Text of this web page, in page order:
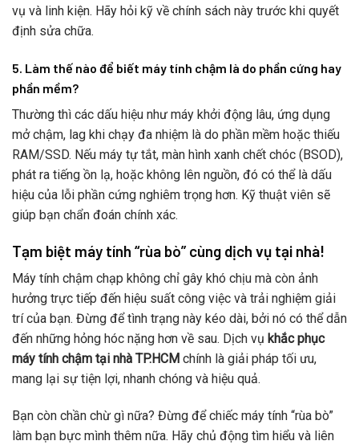
vụ và linh kiện. Hãy hỏi kỹ về chính sách này trước khi quyết
định sửa chữa.
5. Làm thế nào để biết máy tính chậm là do phần cứng hay
phần mềm?
Thường thì các dấu hiệu như máy khởi động lâu, ứng dụng
mở chậm, lag khi chạy đa nhiệm là do phần mềm hoặc thiếu
RAM/SSD. Nếu máy tự tắt, màn hình xanh chết chóc (BSOD),
phát ra tiếng ồn lạ, hoặc không lên nguồn, đó có thể là dấu
hiệu của lỗi phần cứng nghiêm trọng hơn. Kỹ thuật viên sẽ
giúp bạn chẩn đoán chính xác.
Tạm biệt máy tính “rùa bò” cùng dịch vụ tại nhà!
Máy tính chậm chạp không chỉ gây khó chịu mà còn ảnh
hưởng trực tiếp đến hiệu suất công việc và trải nghiệm giải
trí của bạn. Đừng để tình trạng này kéo dài, bởi nó có thể dẫn
đến những hỏng hóc nặng hơn về sau. Dịch vụ khắc phục
máy tính chậm tại nhà TP.HCM chính là giải pháp tối ưu,
mang lại sự tiện lợi, nhanh chóng và hiệu quả.
Bạn còn chần chừ gì nữa? Đừng để chiếc máy tính “rùa bò”
làm bạn bực mình thêm nữa. Hãy chủ động tìm hiểu và liên